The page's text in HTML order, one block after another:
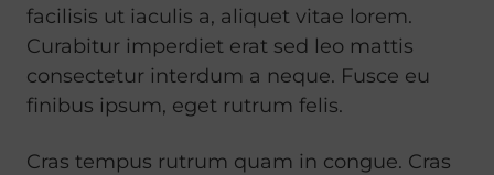
facilisis ut iaculis a, aliquet vitae lorem.
Curabitur imperdiet erat sed leo mattis
consectetur interdum a neque. Fusce eu
finibus ipsum, eget rutrum felis.
Cras tempus rutrum quam in congue. Cras